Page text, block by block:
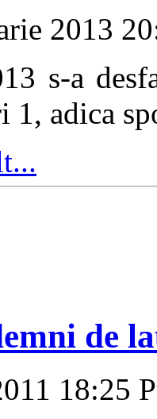
2013
s-a
1, adica
de
18:25